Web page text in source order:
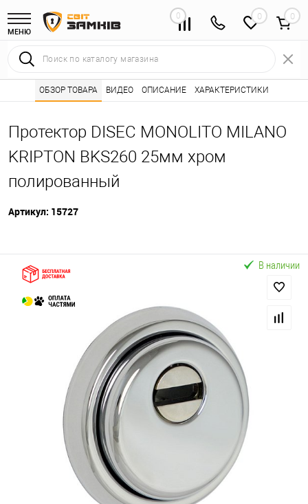
МЕНЮ
0 0
Интернет магазин замков Каталог товаров ⭐ • Броненакладки
Протектор DISEC MONOLITO MILANO
KRIPTON BKS260 25мм хром
полированный
Артикул: 15727
ОБЗОР ТОВАРА ВИДЕО ОПИСАНИЕ ХАРАКТЕРИСТИКИ
В наличии